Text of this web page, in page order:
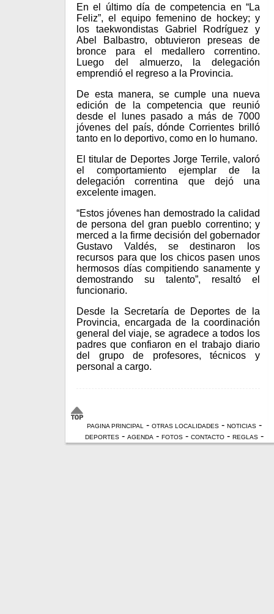
En el último día de competencia en “La
Feliz”, el equipo femenino de hockey; y
los taekwondistas Gabriel Rodríguez y
Abel Balbastro, obtuvieron preseas de
bronce para el medallero correntino.
Luego del almuerzo, la delegación
emprendió el regreso a la Provincia.
De esta manera, se cumple una nueva
edición de la competencia que reunió
desde el lunes pasado a más de 7000
jóvenes del país, dónde Corrientes brilló
tanto en lo deportivo, como en lo humano.
El titular de Deportes Jorge Terrile, valoró
el comportamiento ejemplar de la
delegación correntina que dejó una
excelente imagen.
“Estos jóvenes han demostrado la calidad
de persona del gran pueblo correntino; y
merced a la firme decisión del gobernador
Gustavo Valdés, se destinaron los
recursos para que los chicos pasen unos
hermosos días compitiendo sanamente y
demostrando su talento”, resaltó el
funcionario.
Desde la Secretaría de Deportes de la
Provincia, encargada de la coordinación
general del viaje, se agradece a todos los
padres que confiaron en el trabajo diario
del grupo de profesores, técnicos y
personal a cargo.
PAGINA PRINCIPAL - OTRAS LOCALIDADES - NOTICIAS -
DEPORTES - AGENDA - FOTOS - CONTACTO - REGLAS -